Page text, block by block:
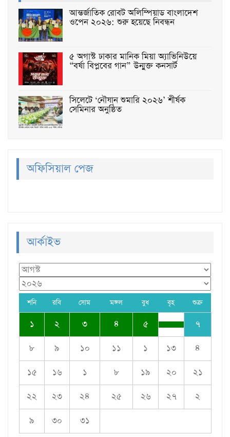
আন্তর্জাতিক রোবট অলিম্পিয়াড বাংলাদেশ
ওপেন ২০২৬: শুরু হয়েছে নিবন্ধন
৫ অগাস্ট ঢাকার মানিক মিয়া অ্যাভিনিউয়ে
“বর্ষা বিপ্লবের গান” উন্মুক্ত কনসার্ট
সিলেটে ‘নৌযান শুমারি ২০২৬’ শীর্ষক
সেমিনার অনুষ্ঠিত
অফিসিয়াল পেজ
আর্কাইভ
শনি রবি সোম মঙ্গল বুধ বৃহ শুক্র
১ ২ ৩ ৪ ৫ ৭
৮ ৯ ১০ ১১ ১ ১৩ ৪
১৫ ১৬ ১ ৮ ১৯ ২০ ২১
২২ ২৩ ২৪ ২৫ ২৬ ২৭ ২
৯ ৩০ ৩১